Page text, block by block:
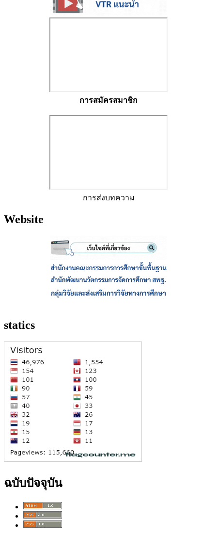
การสมัครสมาชิก
การส่งบทความ
Website
statics
ฉบับปัจจุบัน